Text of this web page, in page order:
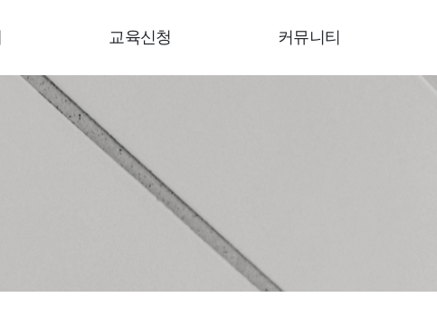
교육신청 커뮤니티